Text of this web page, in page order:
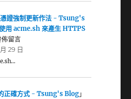
證強制更新作法 - Tsung's
用 acme.sh 來產生 HTTPS
佈留言
29 日
的正確方式 - Tsung's Blog」